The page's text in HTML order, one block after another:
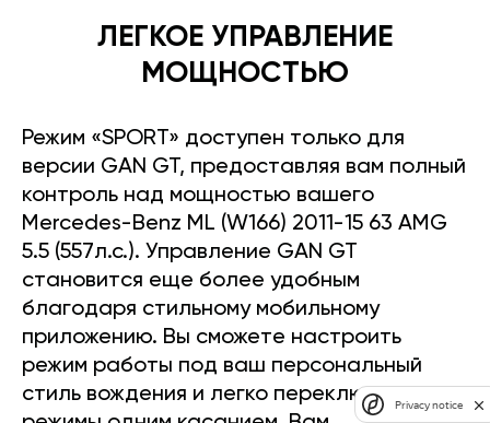
ЛЕГКОЕ УПРАВЛЕНИЕ
МОЩНОСТЬЮ
Режим «SPORT» доступен только для
версии GAN GT, предоставляя вам полный
контроль над мощностью вашего
Mercedes-Benz ML (W166) 2011-15 63 AMG
5.5 (557л.с.). Управление GAN GT
становится еще более удобным
благодаря стильному мобильному
приложению. Вы сможете настроить
режим работы под ваш персональный
стиль вождения и легко переключатьPrivacy notice